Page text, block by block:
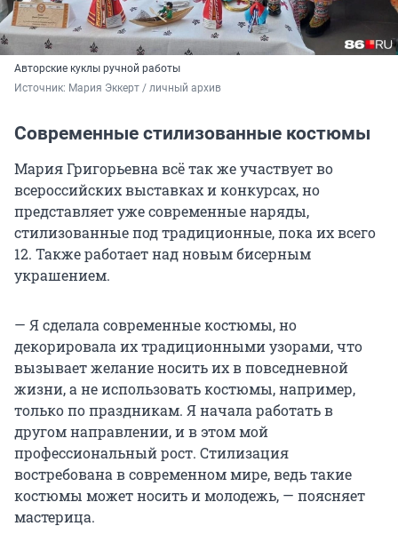
Авторские куклы ручной работы
Источник: Мария Эккерт / личный архив
Современные стилизованные костюмы
Мария Григорьевна всё так же участвует во
всероссийских выставках и конкурсах, но
представляет уже современные наряды,
стилизованные под традиционные, пока их всего
12. Также работает над новым бисерным
украшением.
— Я сделала современные костюмы, но
декорировала их традиционными узорами, что
вызывает желание носить их в повседневной
жизни, а не использовать костюмы, например,
только по праздникам. Я начала работать в
другом направлении, и в этом мой
профессиональный рост. Стилизация
востребована в современном мире, ведь такие
костюмы может носить и молодежь, — поясняет
мастерица.